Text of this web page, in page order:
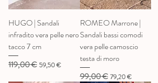
HUGO | Sandali
infradito vera pelle nero
tacco 7 cm
Prezzo regolare
119,00 € Prezzo scontato
59,50 €
ROMEO Marrone |
Sandali bassi comodi
vera pelle camoscio
testa di moro
Prezzo regolare
99,00 € Prezzo scontato
79,20 €